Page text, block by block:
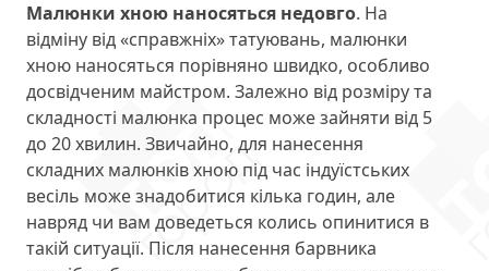
Малюнки хною наносяться недовго. На
відміну від «справжніх» татуювань, малюнки
хною наносяться порівняно швидко, особливо
досвідченим майстром. Залежно від розміру та
складності малюнка процес може зайняти від 5
до 20 хвилин. Звичайно, для нанесення
складних малюнків хною під час індуїстських
весіль може знадобитися кілька годин, але
навряд чи вам доведеться колись опинитися в
такій ситуації. Після нанесення барвника